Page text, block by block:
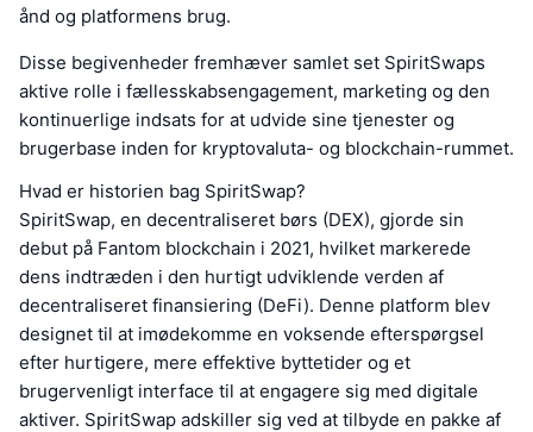
ånd og platformens brug.
Disse begivenheder fremhæver samlet set SpiritSwaps
aktive rolle i fællesskabsengagement, marketing og den
kontinuerlige indsats for at udvide sine tjenester og
brugerbase inden for kryptovaluta- og blockchain-rummet.
Hvad er historien bag SpiritSwap?
SpiritSwap, en decentraliseret børs (DEX), gjorde sin
debut på Fantom blockchain i 2021, hvilket markerede
dens indtræden i den hurtigt udviklende verden af
decentraliseret finansiering (DeFi). Denne platform blev
designet til at imødekomme en voksende efterspørgsel
efter hurtigere, mere effektive byttetider og et
brugervenligt interface til at engagere sig med digitale
aktiver. SpiritSwap adskiller sig ved at tilbyde en pakke af